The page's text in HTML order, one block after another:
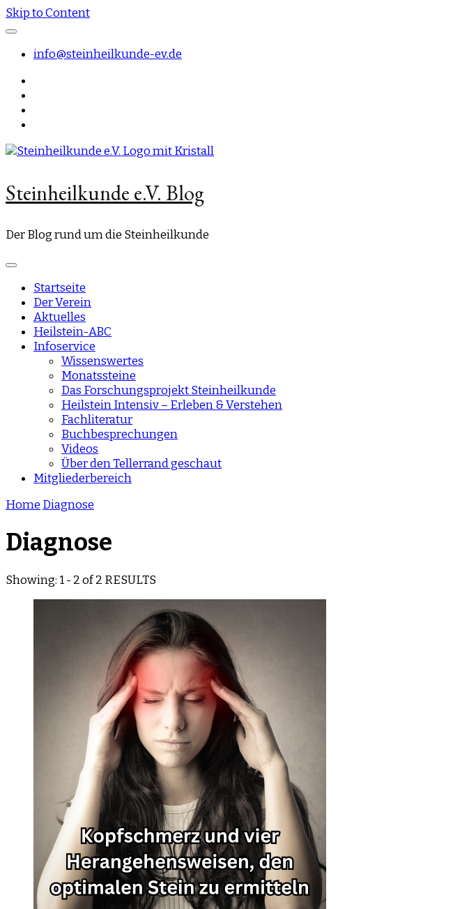
Skip to Content
info@steinheilkunde-ev.de
Steinheilkunde e.V. Blog
Der Blog rund um die Steinheilkunde
Startseite
Der Verein
Aktuelles
Heilstein-ABC
Infoservice
Wissenswertes
Monatssteine
Das Forschungsprojekt Steinheilkunde
Heilstein Intensiv – Erleben & Verstehen
Fachliteratur
Buchbesprechungen
Videos
Über den Tellerrand geschaut
Mitgliederbereich
Home Diagnose
Diagnose
Showing: 1 - 2 of 2 RESULTS